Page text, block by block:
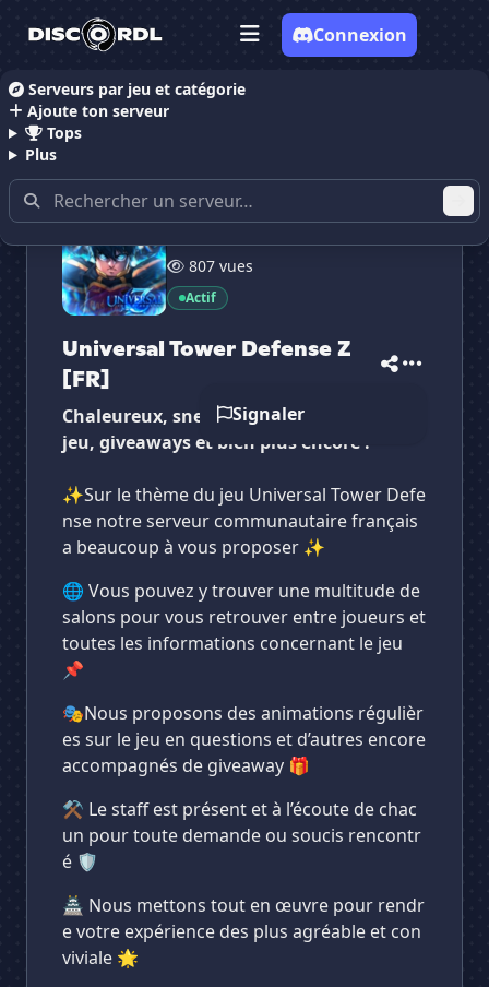
Serveurs par jeu et catégorie
Ajoute ton serveur
Tops
Plus
Connexion
Accueil Serveurs Discord Gaming
807 vues
Actif
Universal Tower Defense Z
[FR]
Signaler
Chaleureux, sneak et informations sur le
jeu, giveaways et bien plus encore !
✨Sur le thème du jeu Universal Tower Defe
nse notre serveur communautaire français
a beaucoup à vous proposer ✨
🌐 Vous pouvez y trouver une multitude de
salons pour vous retrouver entre joueurs et
toutes les informations concernant le jeu
📌
🎭Nous proposons des animations régulièr
es sur le jeu en questions et d’autres encore
accompagnés de giveaway 🎁
⚒️ Le staff est présent et à l’écoute de chac
un pour toute demande ou soucis rencontr
é 🛡️
🏯 Nous mettons tout en œuvre pour rendr
e votre expérience des plus agréable et con
viviale 🌟
Vote pourUniversal Tower D...
Universal Tower...
Es-tu sûr de vouloir supprimer ton avis de ce
serveur ?
Supprimer
Universal Tower D...